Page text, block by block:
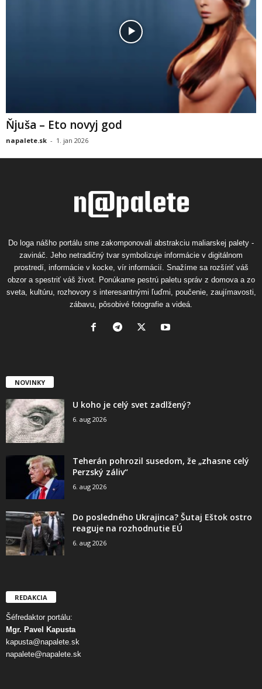
Ňjuša – Eto novyj god
napalete.sk - 1. jan 2026
Do loga nášho portálu sme zakomponovali abstrakciu maliarskej palety -
zavináč. Jeho netradičný tvar symbolizuje informácie v digitálnom
prostredí, informácie v kocke, vír informácií. Snažíme sa rozšíriť váš
obzor a spestriť váš život. Ponúkame pestrú paletu správ z domova a zo
sveta, kultúru, rozhovory s interesantnými ľuďmi, poučenie, zaujímavosti,
zábavu, pôsobivé fotografie a videá.
NOVINKY
U koho je celý svet zadlžený?
6. aug 2026
Teherán pohrozil susedom, že „zhasne celý
Perzský záliv“
6. aug 2026
Do posledného Ukrajinca? Šutaj Eštok ostro
reaguje na rozhodnutie EÚ
6. aug 2026
REDAKCIA
Šéfredaktor portálu:
Mgr. Pavel Kapusta
kapusta@napalete.sk
napalete@napalete.sk